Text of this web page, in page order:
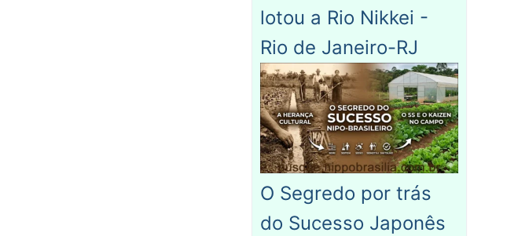
lotou a Rio Nikkei -
Rio de Janeiro-RJ
O Segredo por trás
do Sucesso Japonês